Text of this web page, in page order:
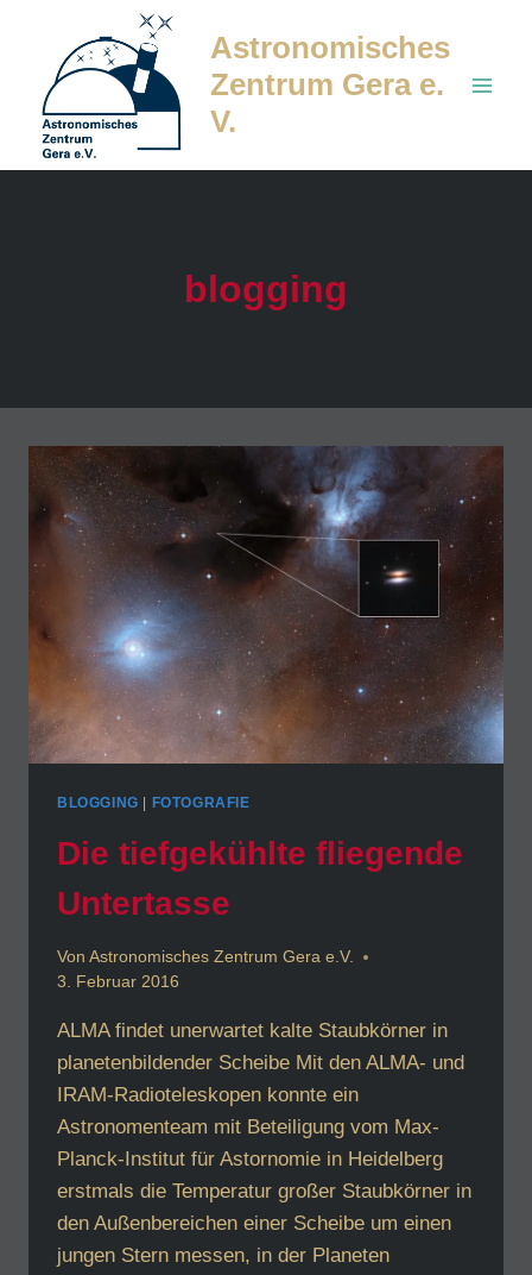
springen
Astronomisches
Zentrum Gera e.
V.
blogging
BLOGGING | FOTOGRAFIE
Die tiefgekühlte fliegende
Untertasse
Von Astronomisches Zentrum Gera e.V.
3. Februar 2016
ALMA findet unerwartet kalte Staubkörner in
planetenbildender Scheibe Mit den ALMA- und
IRAM-Radioteleskopen konnte ein
Astronomenteam mit Beteiligung vom Max-
Planck-Institut für Astornomie in Heidelberg
erstmals die Temperatur großer Staubkörner in
den Außenbereichen einer Scheibe um einen
jungen Stern messen, in der Planeten